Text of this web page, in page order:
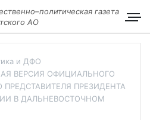
газета
АО
и ДФО
ВЕРСИЯ ОФИЦИАЛЬНОГО
ПРЕЗИДЕНТА
В ДАЛЬНЕВОСТОЧНОМ